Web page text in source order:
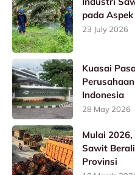
pada
23 July 2026
Kuasai
Indonesia
28 May 2026
Mulai
Sawit
Provinsi